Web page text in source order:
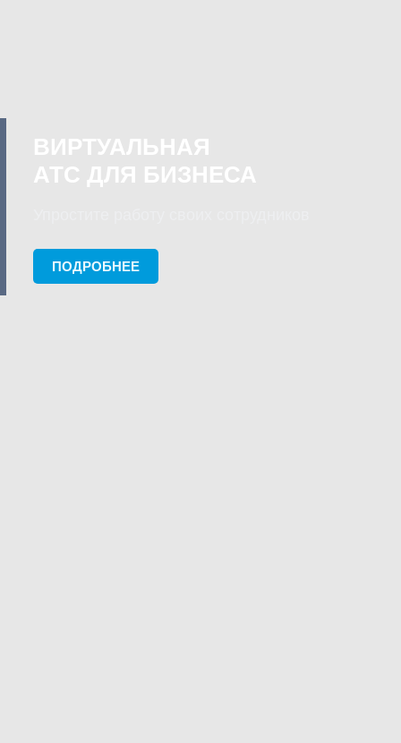
ВИРТУАЛЬНАЯ
АТС ДЛЯ БИЗНЕСА
ПОДРОБНЕЕ